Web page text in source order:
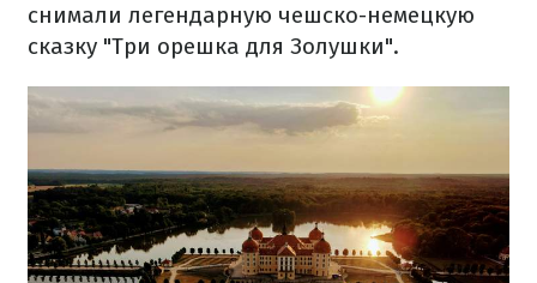
снимали легендарную чешско-немецкую
сказку "Три орешка для Золушки".